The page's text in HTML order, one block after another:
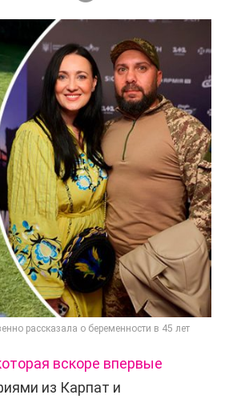
рассказала о беременности в 45 лет
вскоре впервые
из Карпат и